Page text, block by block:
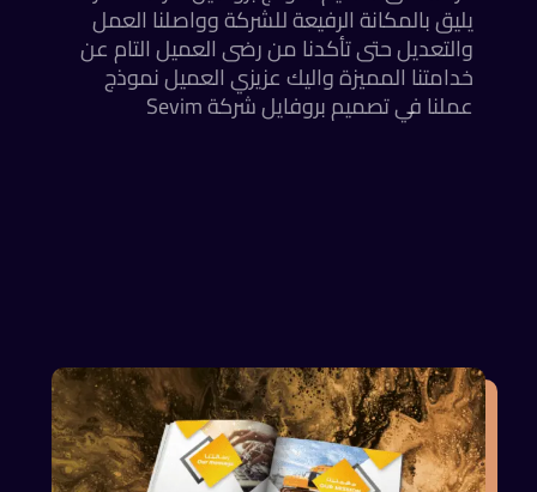
يليق بالمكانة الرفيعة للشركة وواصلنا العمل
والتعديل حتى تأكدنا من رضى العميل التام عن
خدامتنا المميزة واليك عزيزي العميل نموذج
عملنا في تصميم بروفايل شركة Sevim